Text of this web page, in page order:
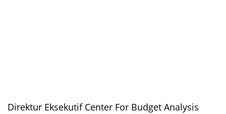
Direktur Eksekutif Center For Budget Analysis